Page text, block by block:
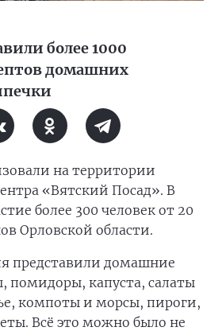
более 1000
домашних
на территории
«Вятский Посад». В
более 300 человек от 20
Орловской области.
представили домашние
помидоры, капуста, салаты
компоты и морсы, пироги,
Всё это можно было не